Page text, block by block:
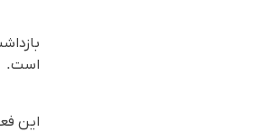
است.
این